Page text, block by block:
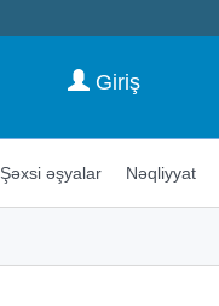
Giriş
Şəxsi əşyalar Nəqliyyat